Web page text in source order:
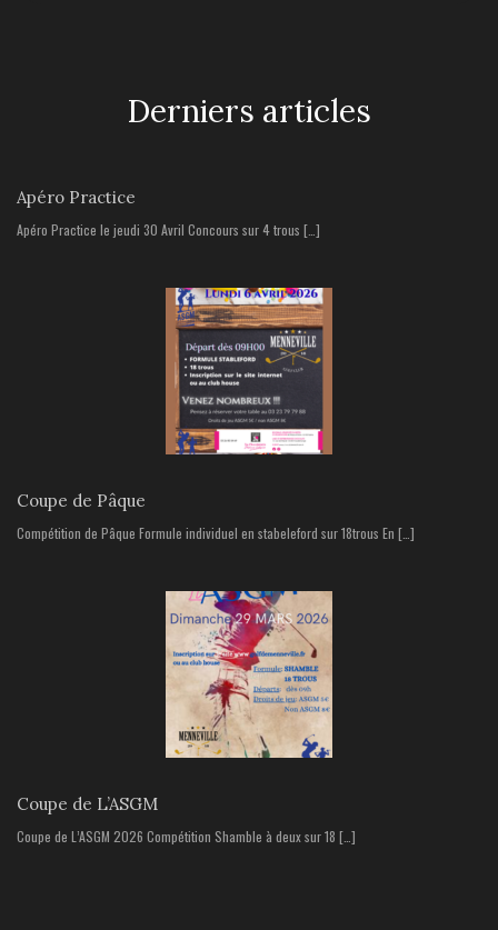
Derniers articles
Apéro Practice
Apéro Practice le jeudi 30 Avril Concours sur 4 trous […]
Coupe de Pâque
Compétition de Pâque Formule individuel en stabeleford sur 18trous En […]
Coupe de L’ASGM
Coupe de L’ASGM 2026 Compétition Shamble à deux sur 18 […]